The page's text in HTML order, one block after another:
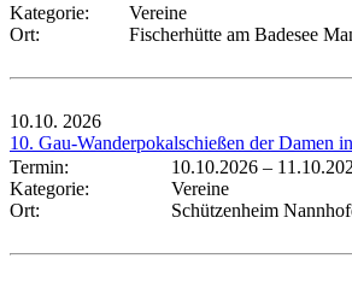
Kategorie:
Vereine
Ort:
Fischerhütte am Badesee
10.10. 2026
10. Gau-Wanderpokalschießen der Damen
Termin:
10.10.2026 –
Kategorie:
Vereine
Ort:
Schützenheim